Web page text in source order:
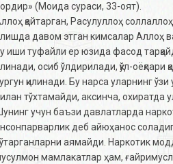
(Моида сураси, 33-оят).
қайтарган, Расулуллоҳ
давом этган кимсалар Аллоҳ
иши туфайли ер юзида фасод
осиб ўлдирилади, қўл-
қилинади. Бу нарса уларнинг
тўхтамайди, аксинча, охиратда
учун баъзи давлатларда
деб айюҳанос
аямайди. Наркотик
мамлакатлар ҳам,